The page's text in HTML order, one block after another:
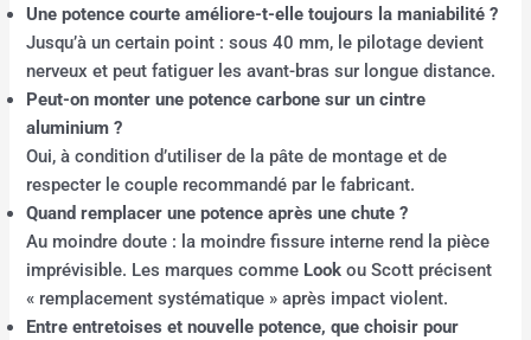
Une potence courte améliore-t-elle toujours la maniabilité ?
Jusqu’à un certain point : sous 40 mm, le pilotage devient
nerveux et peut fatiguer les avant-bras sur longue distance.
Peut-on monter une potence carbone sur un cintre
aluminium ?
Oui, à condition d’utiliser de la pâte de montage et de
respecter le couple recommandé par le fabricant.
Quand remplacer une potence après une chute ?
Au moindre doute : la moindre fissure interne rend la pièce
imprévisible. Les marques comme Look ou Scott précisent
« remplacement systématique » après impact violent.
Entre entretoises et nouvelle potence, que choisir pour